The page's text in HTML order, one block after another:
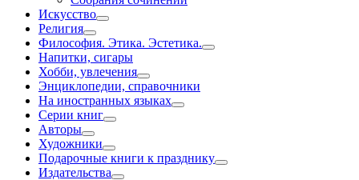
Искусство
Религия
Философия. Этика. Эстетика.
Напитки, сигары
Хобби, увлечения
Энциклопедии, справочники
На иностранных языках
Серии книг
Авторы
Художники
Подарочные книги к празднику
Издательства